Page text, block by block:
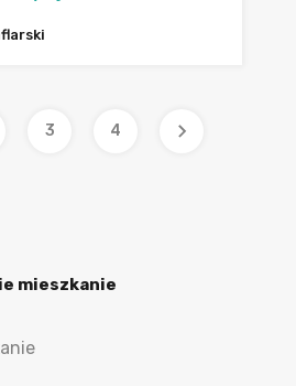
3 4
mieszkanie